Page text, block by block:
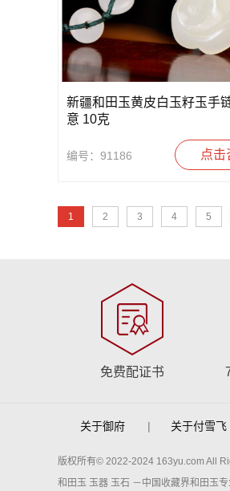
新疆和田玉黄皮白玉籽玉手
意 10克
编号：91186 点击
1 2 3 4 5
免费配证书
关于御府 | 关于付雪飞
版权所有© 2022-2024 163yu.com All
和田玉 玉器 玉石 －中国收藏界和田玉